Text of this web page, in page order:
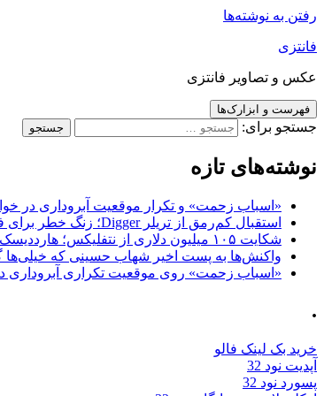
رفتن به نوشته‌ها
فانتزی
عکس و تصاویر فانتزی
فهرست و ابزارک‌ها
جستجو برای:
نوشته‌های تازه
«اسباب زحمت» و تکرار موقعیت آبروداری در خواستگاری؛
استقبال کم‌رمق از تریلر Digger؛ زنگ خطر برای فیلم جدید تام کروز و برادران وارنر
شکایت ۱۰۵ میلیون دلاری از نتفلیکس؛ هارددیسک حاوی فیلم جدید نیکلاس کیج به سرقت رفت
واکنش‌ها به پست اخیر شهاب حسینی که خیلی‌ها
«اسباب زحمت» روی موقعیت تکراری آبروداری در
.
خرید بک لینک فالو
آپدیت نود 32
پسورد نود 32